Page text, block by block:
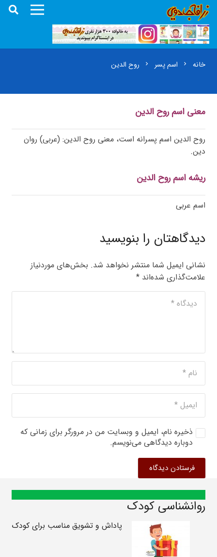
خانه chevron_right اسم پسر chevron_right روح الدین
معنی اسم روح الدین
روح الدین اسم پسرانه است، معنی روح الدین: (عربی) روان
دین.
ریشه اسم روح الدین
اسم عربی
دیدگاهتان را بنویسید
نشانی ایمیل شما منتشر نخواهد شد. بخش‌های موردنیاز
علامت‌گذاری شده‌اند *
ذخیره نام، ایمیل و وبسایت من در مرورگر برای زمانی که
دوباره دیدگاهی می‌نویسم.
فرستادن دیدگاه
روانشناسی کودک
پاداش و تشویق مناسب برای کودک